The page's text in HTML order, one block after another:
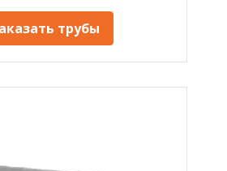
трубы